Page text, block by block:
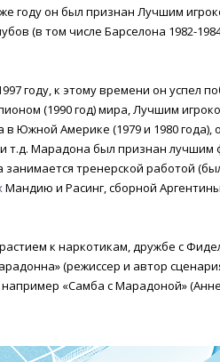
году он был признан Лучшим
(в том числе Барселона 1982-
году, к этому времени он успел
(1990 год) мира, Лучшим
в Южной Америке (1979 и 1980 года),
и т.д. Марадона был признан лучшим
тренерской работой
Мандию и Расинг, сборной
к наркотикам, дружбе с
(режиссер и автор
«Самба с Марадоной»